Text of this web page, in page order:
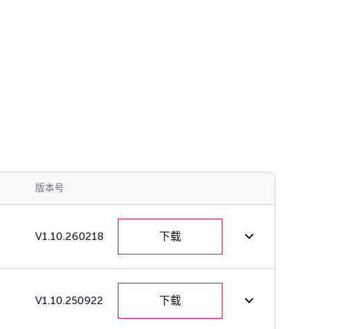
版本号
V1.10.260218 下载
V1.10.250922 下载